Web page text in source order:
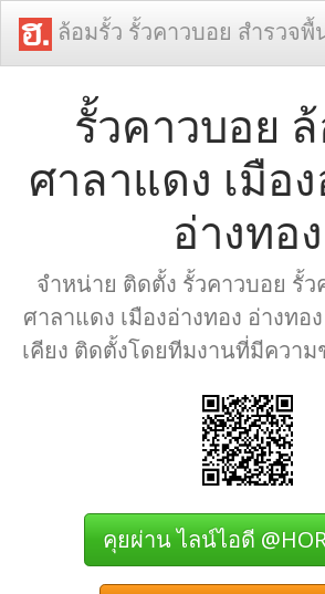
ล้อมรั้ว รั้วคาวบอย สำรวจ
รั้วคาวบอย
ศาลาแดง เมือ
อ่างทอง
จำหน่าย ติดตั้ง รั้วคาวบอย รั้
ศาลาแดง เมืองอ่างทอง อ่างทอ
เคียง ติดตั้งโดยทีมงานที่มีควา
คุยผ่าน ไลน์ไอดี